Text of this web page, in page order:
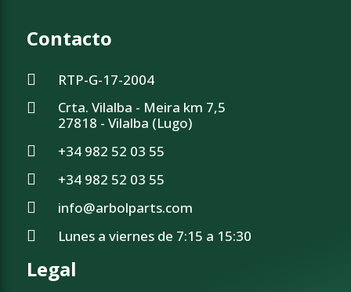
Contacto
RTP-G-17-2004
Crta. Vilalba - Meira km 7,5
27818 - Vilalba (Lugo)
+34 982 52 03 55
+34 982 52 03 55
info@arbolparts.com
Lunes a viernes de 7:15 a 15:30
Legal